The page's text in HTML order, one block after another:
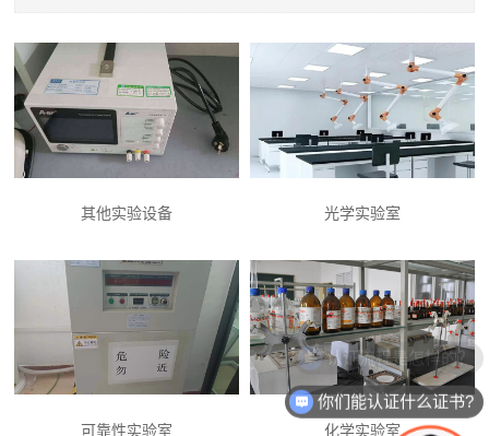
其他实验设备 光学实验室
可靠性实验室 化学实验室
你们能认证什么证书?
认证流程是怎样的？